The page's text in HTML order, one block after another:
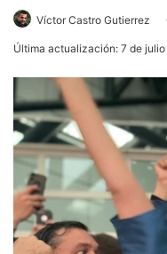
Víctor Castro Gutierrez
Última actualización: 7 de